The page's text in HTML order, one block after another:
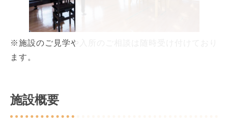
※施設のご見学や入所のご相談は随時受け付けており
ます。
施設概要